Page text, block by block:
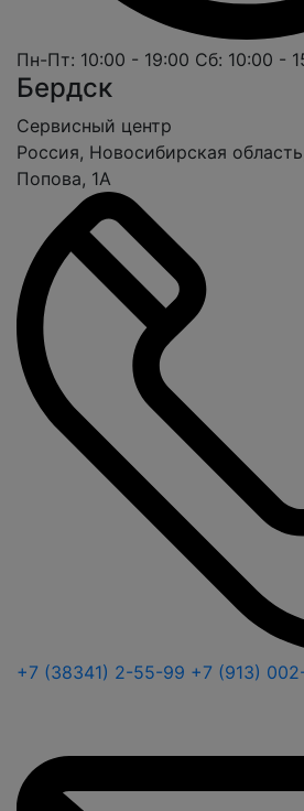
Пн-Пт: 10:00 - 19:00 Сб: 10:00 -
Бердск
Cервисный центр
Россия, Новосибирская
Попова, 1А
+7 (38341) 2-55-99 +7 (913)